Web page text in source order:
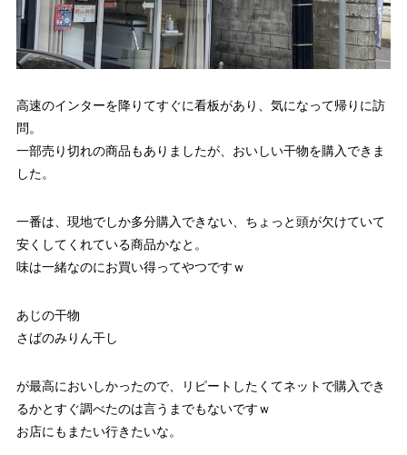
高速のインターを降りてすぐに看板があり、気になって帰りに訪
問。
一部売り切れの商品もありましたが、おいしい干物を購入できま
した。
一番は、現地でしか多分購入できない、ちょっと頭が欠けていて
安くしてくれている商品かなと。
味は一緒なのにお買い得ってやつですｗ
あじの干物
さばのみりん干し
が最高においしかったので、リピートしたくてネットで購入でき
るかとすぐ調べたのは言うまでもないですｗ
お店にもまたい行きたいな。